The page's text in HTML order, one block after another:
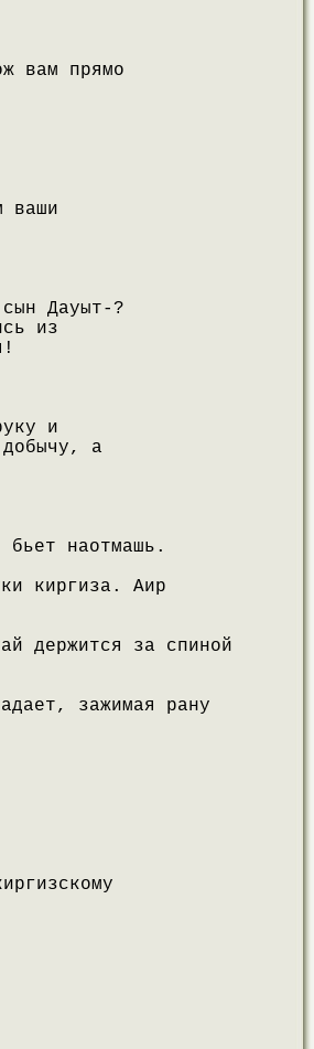
вам прямо
ваши
Дауыт-?
из
и
а
бьет наотмашь.
киргиза. Аир
держится за спиной
зажимая рану